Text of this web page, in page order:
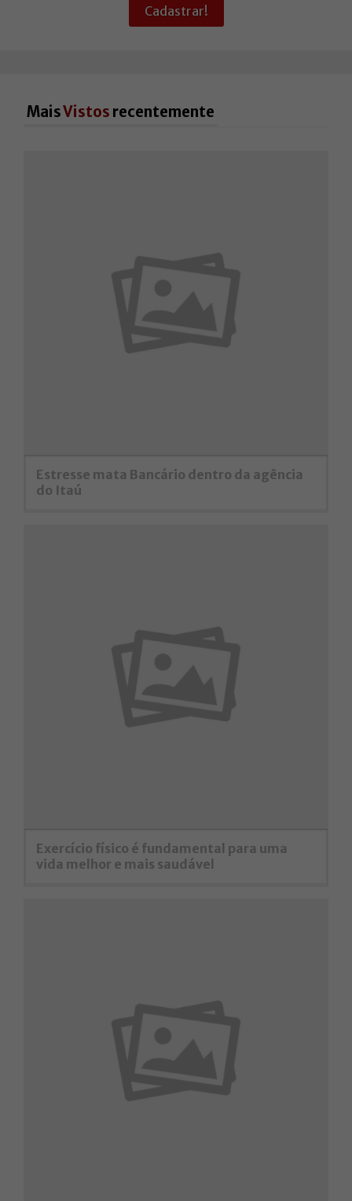
Cadastrar!
MaisVistos recentemente
Estresse mata Bancário dentro da agência
do Itaú
Exercício físico é fundamental para uma
vida melhor e mais saudável